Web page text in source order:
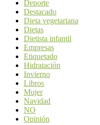
Deporte
Destacado
Dieta vegetariana
Dietas
Dietista infantil
Empresas
Etiquetado
Hidratación
Invierno
Libros
Mujer
Navidad
NO
Opinión